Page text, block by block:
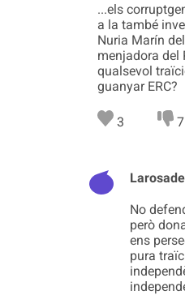
...els
a la també
Nuria Marín
menjadora del
qualsevol
guanyar ERC?
3 7
No
però
ens
pura